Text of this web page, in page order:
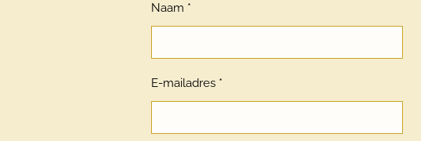
Naam *
E-mailadres *